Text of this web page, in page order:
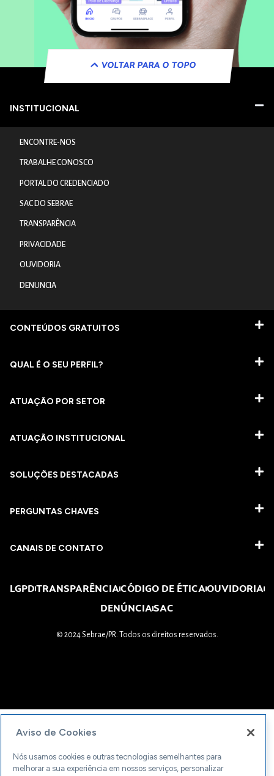
VOLTAR PARA O TOPO
INSTITUCIONAL
ENCONTRE-NOS
TRABALHE CONOSCO
PORTAL DO CREDENCIADO
SAC DO SEBRAE
TRANSPARÊNCIA
PRIVACIDADE
OUVIDORIA
DENUNCIA
CONTEÚDOS GRATUITOS
QUAL É O SEU PERFIL?
ATUAÇÃO POR SETOR
ATUAÇÃO INSTITUCIONAL
SOLUÇÕES DESTACADAS
PERGUNTAS CHAVES​
CANAIS DE CONTATO
LGPDTRANSPARÊNCIACÓDIGO DE ÉTICAOUVIDORIA
DENÚNCIASAC
© 2024 Sebrae/PR. Todos os direitos reservados.
Aviso de Cookies
Nós usamos cookies e outras tecnologias semelhantes para
melhorar a sua experiência em nossos serviços, personalizar